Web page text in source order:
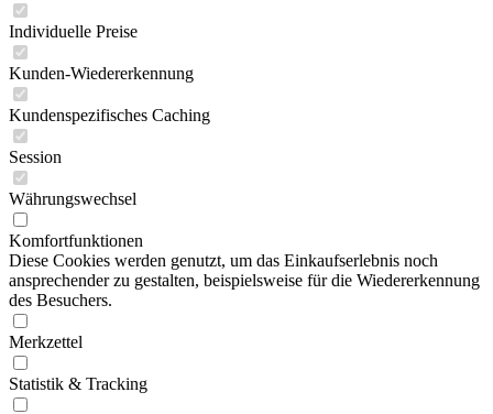
Individuelle Preise
Kunden-Wiedererkennung
Kundenspezifisches Caching
Session
Währungswechsel
Komfortfunktionen
Diese Cookies werden genutzt, um das Einkaufserlebnis noch
ansprechender zu gestalten, beispielsweise für die Wiedererkennung
des Besuchers.
Merkzettel
Statistik & Tracking